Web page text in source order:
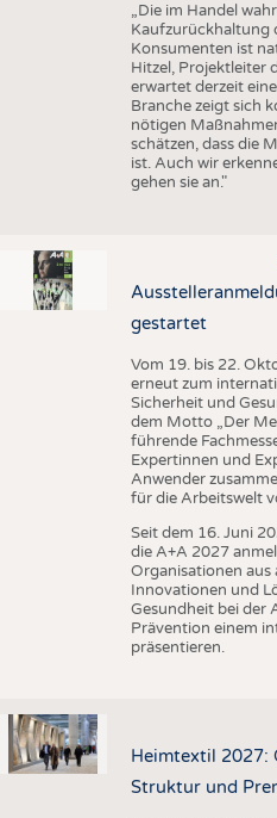
„Die im Handel
Kaufzurückhaltung
Konsumenten ist
Hitzel, Projektleiter
erwartet derzeit
Branche zeigt sich
nötigen
schätzen, dass die
ist. Auch wir
gehen sie an."
gestartet
Vom 19. bis 22.
erneut zum
Sicherheit und
dem Motto „Der
führende
Expertinnen und
Anwender
für die Arbeitswelt
Seit dem 16. Juni
die A+A 2027
Organisationen aus
Innovationen und
Gesundheit bei der
Prävention einem
präsentieren.
Heimtextil 2027:
Struktur und